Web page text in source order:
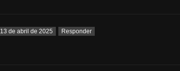
13 de abril de 2025 Responder